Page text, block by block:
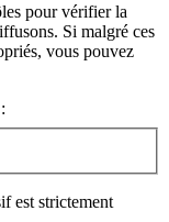
pour vérifier la
Si malgré ces
vous pouvez
est strictement